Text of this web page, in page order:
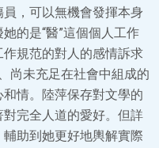
，可以無機會發揮本身
的是“醫”這個個人工作
規范的對人的感情訴求
尚未充足在社會中組成的
情。陸萍保存對文學的
完全人道的愛好。但詳
助到她更好地輿解實際